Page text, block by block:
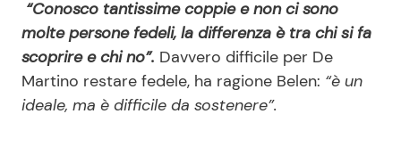
“Conosco tantissime coppie e non ci sono
molte persone fedeli, la differenza è tra chi si fa
scoprire e chi no”. Davvero difficile per De
Martino restare fedele, ha ragione Belen: “è un
ideale, ma è difficile da sostenere”.